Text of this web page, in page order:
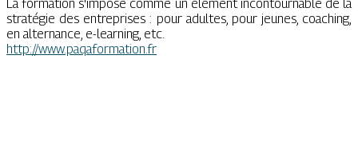
La formation s'impose comme un élément incontournable de la
stratégie des entreprises : pour adultes, pour jeunes, coaching,
en alternance, e-learning, etc.
http://www.paqaformation.fr